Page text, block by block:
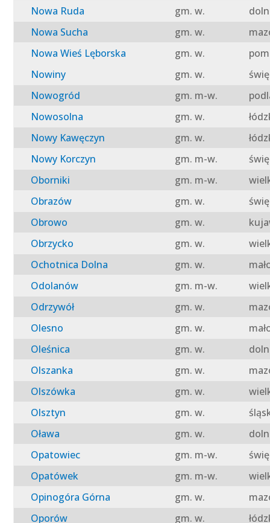
Nowa Ruda
gm. w.
Nowa Sucha
gm. w.
Nowa Wieś Lęborska
gm. w.
Nowiny
gm. w.
Nowogród
gm. m-w.
Nowosolna
gm. w.
Nowy Kawęczyn
gm. w.
Nowy Korczyn
gm. m-w.
Oborniki
gm. m-w.
Obrazów
gm. w.
Obrowo
gm. w.
Obrzycko
gm. w.
Ochotnica Dolna
gm. w.
Odolanów
gm. m-w.
Odrzywół
gm. w.
Olesno
gm. w.
Oleśnica
gm. w.
Olszanka
gm. w.
Olszówka
gm. w.
Olsztyn
gm. w.
Oława
gm. w.
Opatowiec
gm. m-w.
Opatówek
gm. m-w.
Opinogóra Górna
gm. w.
Oporów
gm. w.